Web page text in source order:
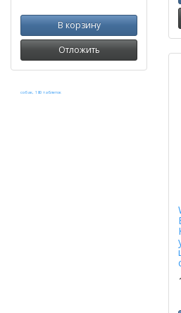
В корзину
Отложить